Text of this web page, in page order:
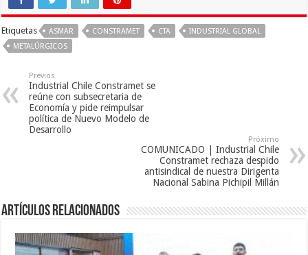
Etiquetas ASMAR CONSTRAMET CTA
INDUSTRIAL GLOBAL
METALÚRGICOS
Previos
Industrial Chile Constramet se
reúne con subsecretaria de
Economía y pide reimpulsar
política de Nuevo Modelo de
Desarrollo
Próximo
COMUNICADO | Industrial Chile
Constramet rechaza despido
antisindical de nuestra Dirigenta
Nacional Sabina Pichipil Millán
Artículos Relacionados